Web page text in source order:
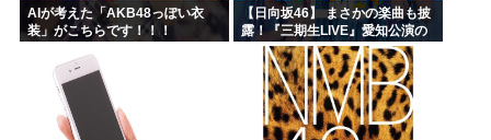
AIが考えた「AKB48っぽい衣
装」がこちらです！！！
【日向坂46】 まさかの楽曲も披
露！『三期生LIVE』愛知公演の
レポがこちら